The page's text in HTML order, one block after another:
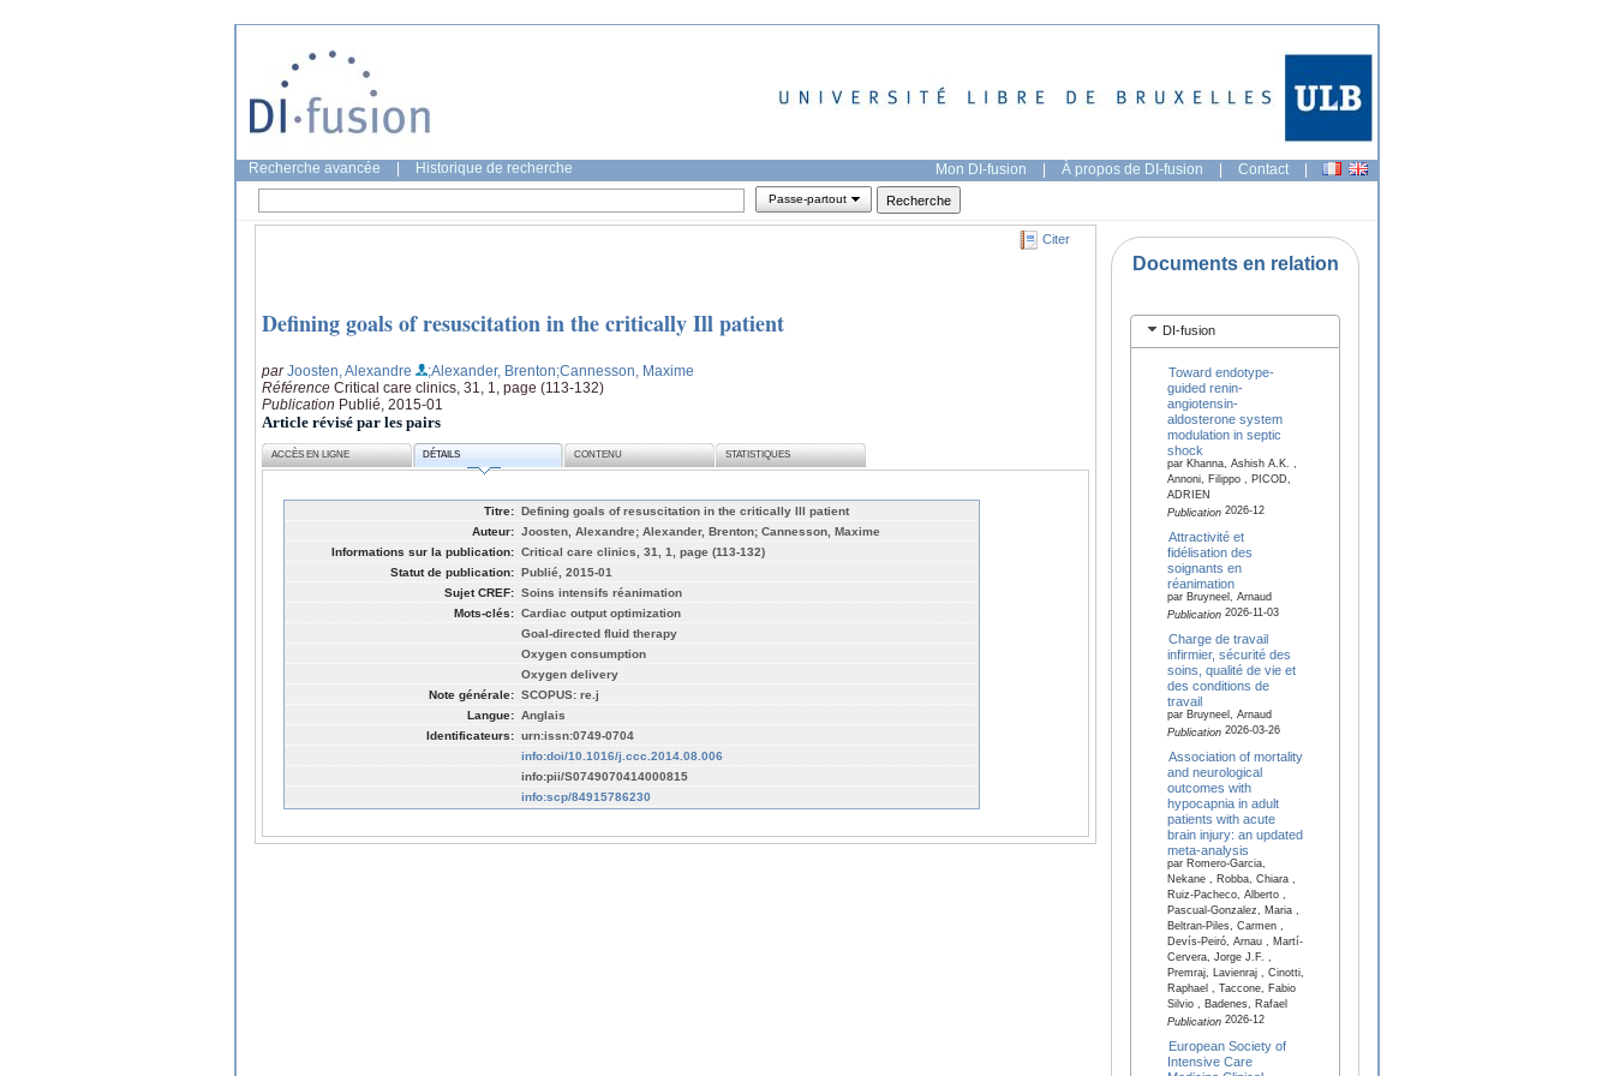
Recherche avancée Historique de recherche Mon DI-fusion | À propos de DI-fusion | Contact |
Passe-partout
Citer
Defining goals of resuscitation in the critically Ill patient
parJoosten, Alexandre ;Alexander, Brenton;Cannesson, Maxime
Référence Critical care clinics, 31, 1, page (113-132)
Publication Publié, 2015-01
Article révisé par les pairs
ACCÈS EN LIGNE DÉTAILS CONTENU STATISTIQUES
Titre: Defining goals of resuscitation in the critically Ill patient
Auteur: Joosten, Alexandre; Alexander, Brenton; Cannesson, Maxime
Informations sur la publication: Critical care clinics, 31, 1, page (113-132)
Statut de publication: Publié, 2015-01
Sujet CREF: Soins intensifs réanimation
Mots-clés: Cardiac output optimization
Goal-directed fluid therapy
Oxygen consumption
Oxygen delivery
Note générale: SCOPUS: re.j
Langue: Anglais
Identificateurs: urn:issn:0749-0704
info:doi/10.1016/j.ccc.2014.08.006
info:pii/S0749070414000815
info:scp/84915786230
Documents en relation
DI-fusion
Toward endotype-
guided renin-
angiotensin-
aldosterone system
modulation in septic
shock
par Khanna, Ashish A.K. ,
Annoni, Filippo , PICOD,
ADRIEN
Publication2026-12
Attractivité et
fidélisation des
soignants en
réanimation
par Bruyneel, Arnaud
Publication2026-11-03
Charge de travail
infirmier, sécurité des
soins, qualité de vie et
des conditions de
travail
par Bruyneel, Arnaud
Publication2026-03-26
Association of mortality
and neurological
outcomes with
hypocapnia in adult
patients with acute
brain injury: an updated
meta-analysis
par Romero-Garcia,
Nekane , Robba, Chiara ,
Ruiz-Pacheco, Alberto ,
Pascual-Gonzalez, Maria ,
Beltran-Piles, Carmen ,
Devís-Peiró, Arnau , Martí-
Cervera, Jorge J.F. ,
Premraj, Lavienraj , Cinotti,
Raphael , Taccone, Fabio
Silvio , Badenes, Rafael
Publication2026-12
European Society of
Intensive Care